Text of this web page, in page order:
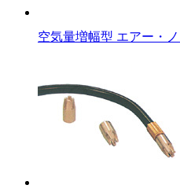
空気量増幅型 エアー・